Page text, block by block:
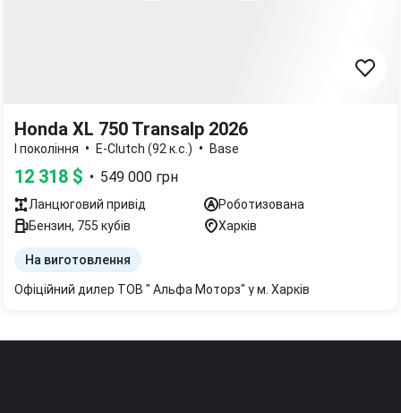
Honda XL 750 Transalp 2026
I покоління • E-Clutch (92 к.с.) • Base
12 318 $ • 549 000 грн
Ланцюговий привід
Роботизована
Бензин, 755 кубів Харків
На виготовлення
Офіційний дилер ТОВ " Альфа Моторз" у м. Харків